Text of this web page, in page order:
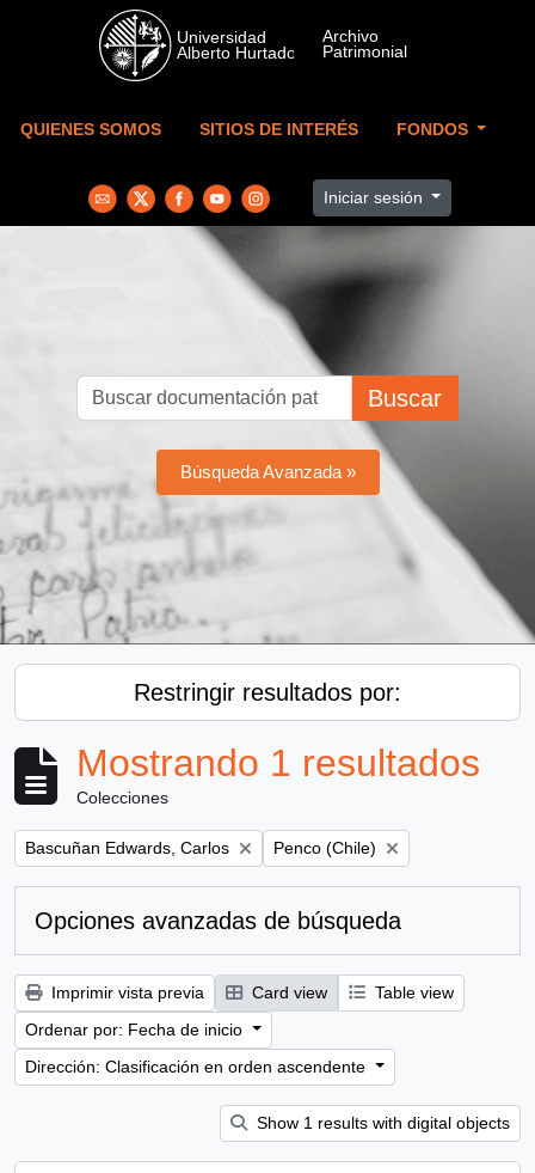
Skip to main content
QUIENES SOMOS SITIOS DE INTERÉS FONDOS
Iniciar sesión
Buscar
Búsqueda Avanzada »
Restringir resultados por:
Mostrando 1 resultados
Colecciones
Remove filter:
Bascuñan Edwards, Carlos Remove filter:
Penco (Chile)
Opciones avanzadas de búsqueda
Imprimir vista previa Card view
Table view
Ordenar por: Fecha de inicio
Dirección: Clasificación en orden ascendente
Show 1 results with digital objects